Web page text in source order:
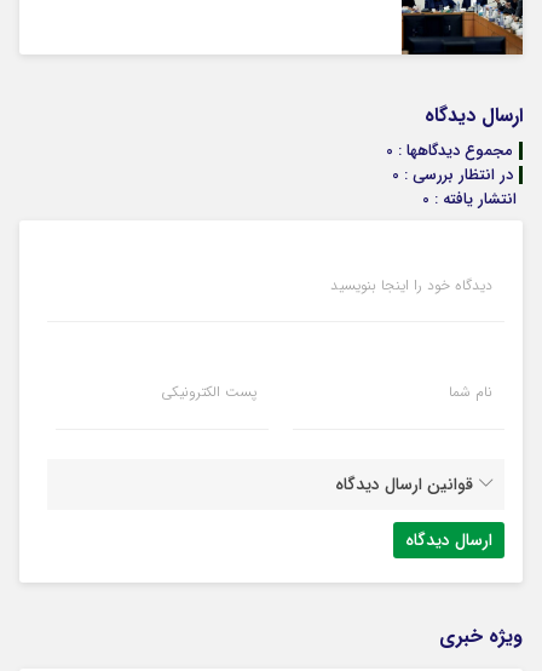
ارسال دیدگاه
مجموع دیدگاهها : 0
در انتظار بررسی : 0
انتشار یافته : 0
دیدگاه خود را اینجا بنویسید
نام شما پست الکترونیکی
قوانین ارسال دیدگاه
ویژه خبری